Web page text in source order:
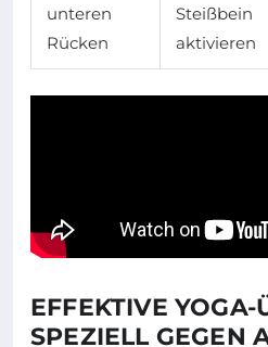
unteren
Rücken
Steißbein
aktivieren
EFFEKTIVE YOGA-
SPEZIELL GEGEN